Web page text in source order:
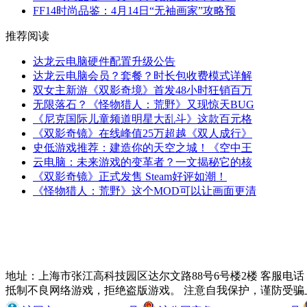
FF14时尚品鉴：4月14日“无袖画家”攻略预
推荐阅读
达龙云电脑硬件配置升级公告
达龙云电脑会员？套餐？时长包收费模式详解
双女主新游《双影奇境》首发48小时狂销百万
无限落石？《怪物猎人：荒野》又现惊天BUG
《尼克国际儿童频道明星大乱斗》这款百元格
《双影奇镜》在线峰值25万超越《双人成行》
史低游戏推荐：建造你的天空之城！《空中王
云电脑：未来游戏的变革者？一文揭秘它的核
《双影奇镜》正式发售 Steam好评如潮！
《怪物猎人：荒野》这个MOD可以让画面更清
地址：上海市张江高科技园区达尔文路88号6号楼2楼 客服电话
抵制不良网络游戏，拒绝盗版游戏。 注意自我保护，谨防受